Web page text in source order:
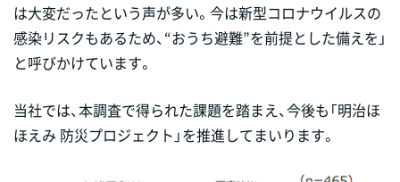
は大変だったという声が多い。今は新型コロナウイルスの
感染リスクもあるため、“おうち避難”を前提とした備えを」
と呼びかけています。
当社では、本調査で得られた課題を踏まえ、今後も「明治ほ
ほえみ 防災プロジェクト」を推進してまいります。